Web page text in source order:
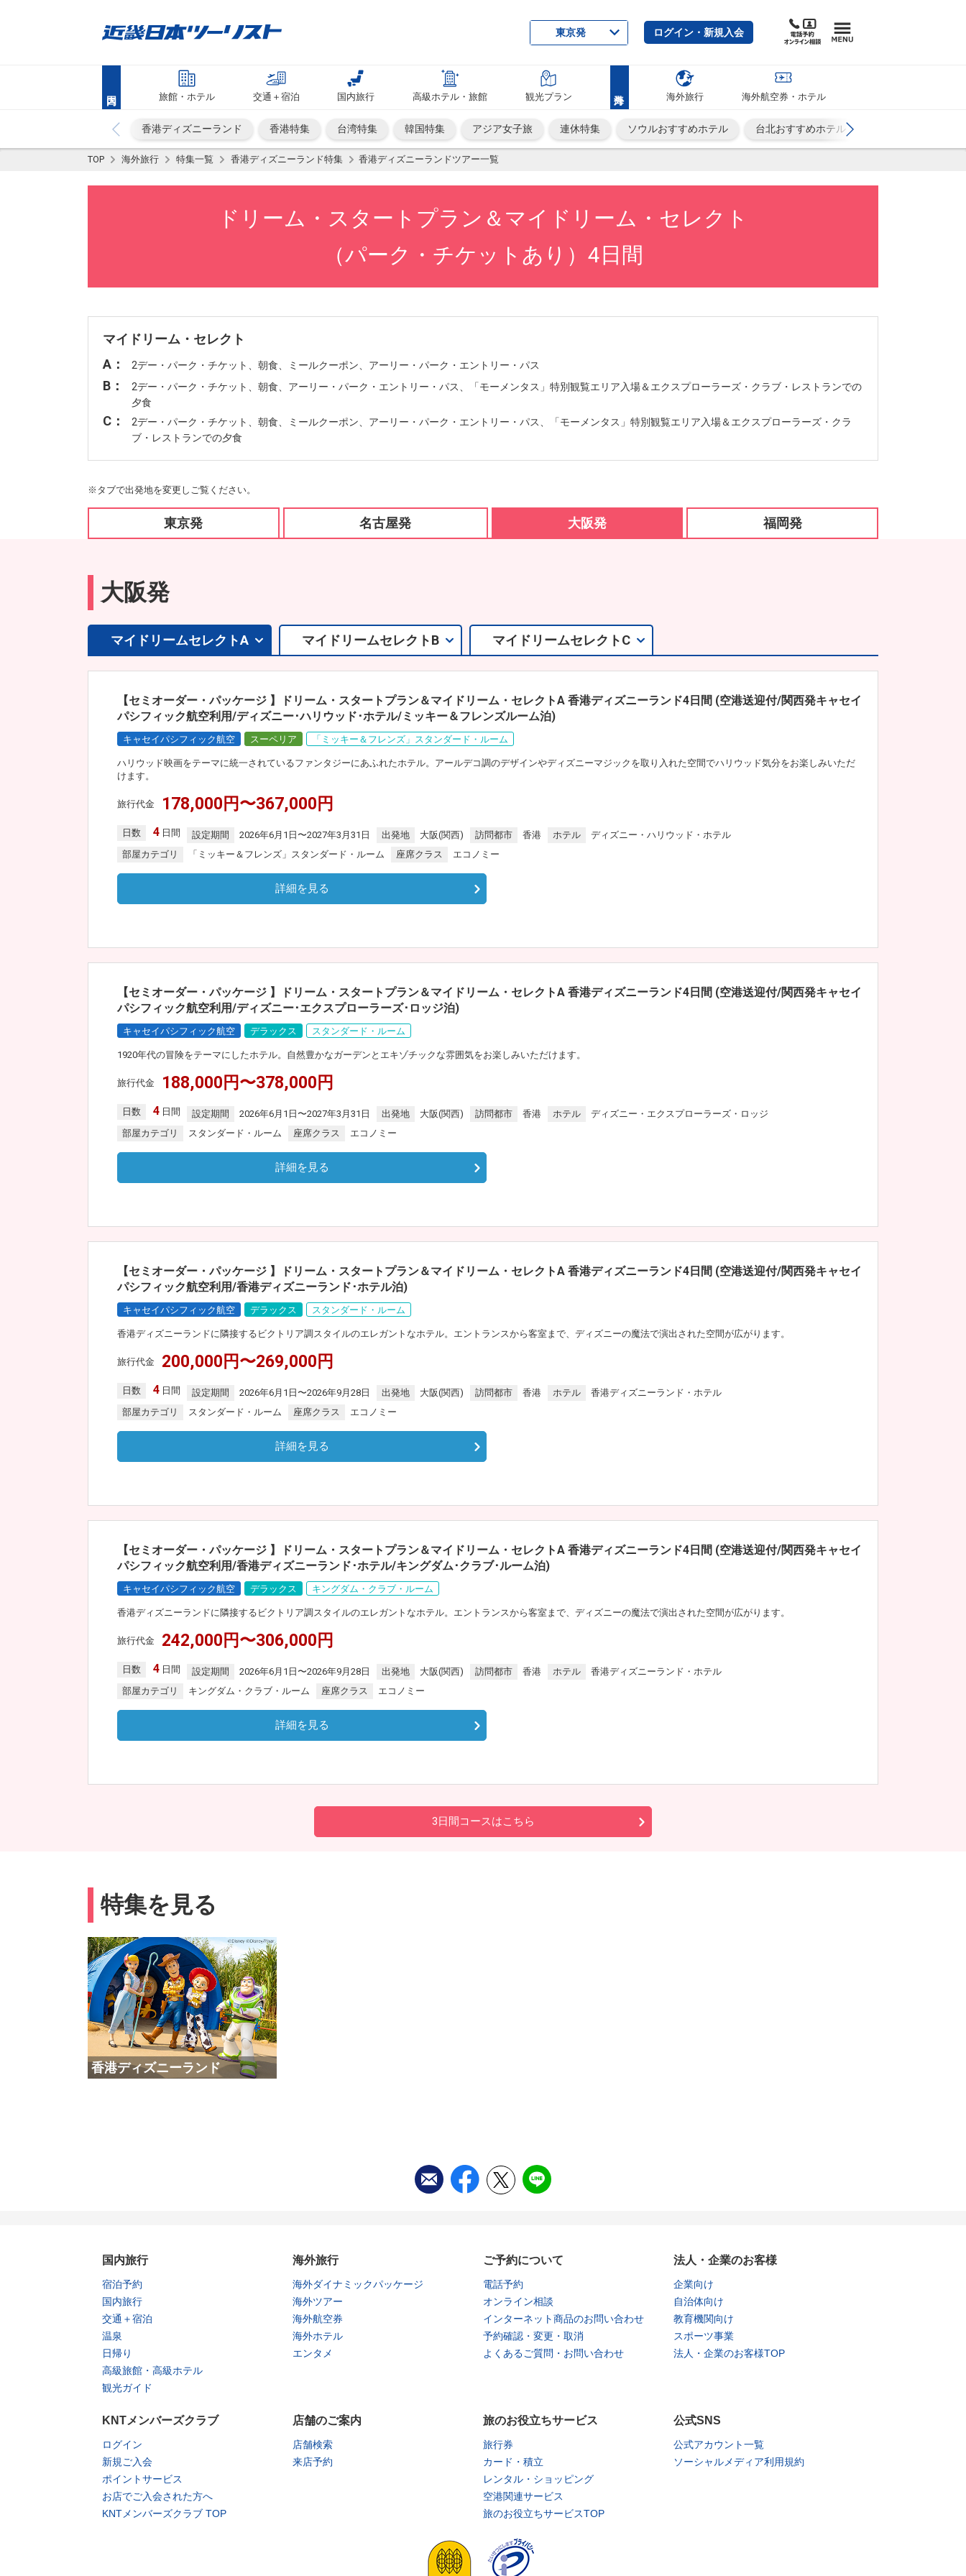
東京発 ログイン・新規入会
旅館・ホテル 交通＋宿泊 国内旅行 高級ホテル・旅館 観光プラン 海外旅行 海外航空券・ホテル
香港ディズニーランド 香港特集 台湾特集 韓国特集 アジア女子旅 連休特集 ソウルおすすめホテル 台北おすすめホテル
TOP 海外旅行 特集一覧 香港ディズニーランド特集 香港ディズニーランドツアー一覧
ドリーム・スタートプラン＆マイドリーム・セレクト
（パーク・チケットあり）4日間
マイドリーム・セレクト
A：
2デー・パーク・チケット、朝食、ミールクーポン、アーリー・パーク・エントリー・パス
B：
2デー・パーク・チケット、朝食、アーリー・パーク・エントリー・パス、「モーメンタス」特別観覧エリア入場＆エクスプローラーズ・クラブ・レストランでの
夕食
C：
2デー・パーク・チケット、朝食、ミールクーポン、アーリー・パーク・エントリー・パス、「モーメンタス」特別観覧エリア入場＆エクスプローラーズ・クラ
ブ・レストランでの夕食
※タブで出発地を変更しご覧ください。
東京発 名古屋発 大阪発 福岡発
大阪発
マイドリームセレクトA マイドリームセレクトB マイドリームセレクトC
【セミオーダー・パッケージ 】ドリーム・スタートプラン＆マイドリーム・セレクトA 香港ディズニーランド4日間 (空港送迎付/関西発キャセイ
パシフィック航空利用/ディズニー･ハリウッド･ホテル/ミッキー＆フレンズルーム泊)
キャセイパシフィック航空 スーペリア 「ミッキー＆フレンズ」スタンダード・ルーム
ハリウッド映画をテーマに統一されているファンタジーにあふれたホテル。アールデコ調のデザインやディズニーマジックを取り入れた空間でハリウッド気分をお楽しみいただ
けます。
旅行代金 178,000円〜367,000円
日数 4 日間 設定期間 2026年6月1日〜2027年3月31日 出発地 大阪(関西) 訪問都市 香港 ホテル
ディズニー・ハリウッド・ホテル
部屋カテゴリ
「ミッキー＆フレンズ」スタンダード・ルーム 座席クラス エコノミー
詳細を見る
【セミオーダー・パッケージ 】ドリーム・スタートプラン＆マイドリーム・セレクトA 香港ディズニーランド4日間 (空港送迎付/関西発キャセイ
パシフィック航空利用/ディズニー･エクスプローラーズ･ロッジ泊)
キャセイパシフィック航空 デラックス スタンダード・ルーム
1920年代の冒険をテーマにしたホテル。自然豊かなガーデンとエキゾチックな雰囲気をお楽しみいただけます。
旅行代金 188,000円〜378,000円
日数 4 日間 設定期間 2026年6月1日〜2027年3月31日 出発地 大阪(関西) 訪問都市 香港 ホテル
ディズニー・エクスプローラーズ・ロッジ
部屋カテゴリ
スタンダード・ルーム 座席クラス エコノミー
詳細を見る
【セミオーダー・パッケージ 】ドリーム・スタートプラン＆マイドリーム・セレクトA 香港ディズニーランド4日間 (空港送迎付/関西発キャセイ
パシフィック航空利用/香港ディズニーランド･ホテル泊)
キャセイパシフィック航空 デラックス スタンダード・ルーム
香港ディズニーランドに隣接するビクトリア調スタイルのエレガントなホテル。エントランスから客室まで、ディズニーの魔法で演出された空間が広がります。
旅行代金 200,000円〜269,000円
日数 4 日間 設定期間 2026年6月1日〜2026年9月28日 出発地 大阪(関西) 訪問都市 香港 ホテル
香港ディズニーランド・ホテル
部屋カテゴリ
スタンダード・ルーム 座席クラス エコノミー
詳細を見る
【セミオーダー・パッケージ 】ドリーム・スタートプラン＆マイドリーム・セレクトA 香港ディズニーランド4日間 (空港送迎付/関西発キャセイ
パシフィック航空利用/香港ディズニーランド･ホテル/キングダム･クラブ･ルーム泊)
キャセイパシフィック航空 デラックス キングダム・クラブ・ルーム
香港ディズニーランドに隣接するビクトリア調スタイルのエレガントなホテル。エントランスから客室まで、ディズニーの魔法で演出された空間が広がります。
旅行代金 242,000円〜306,000円
日数 4 日間 設定期間 2026年6月1日〜2026年9月28日 出発地 大阪(関西) 訪問都市 香港 ホテル
香港ディズニーランド・ホテル
部屋カテゴリ
キングダム・クラブ・ルーム 座席クラス エコノミー
詳細を見る
3日間コースはこちら
特集を見る
香港ディズニーランド
国内旅行
宿泊予約
国内旅行
交通＋宿泊
温泉
日帰り
高級旅館・高級ホテル
観光ガイド
海外旅行
海外ダイナミックパッケージ
海外ツアー
海外航空券
海外ホテル
エンタメ
ご予約について
電話予約
オンライン相談
インターネット商品のお問い合わせ
予約確認・変更・取消
よくあるご質問・お問い合わせ
法人・企業のお客様
企業向け
自治体向け
教育機関向け
スポーツ事業
法人・企業のお客様TOP
KNTメンバーズクラブ
ログイン
新規ご入会
ポイントサービス
お店でご入会された方へ
KNTメンバーズクラブ TOP
店舗のご案内
店舗検索
来店予約
旅のお役立ちサービス
旅行券
カード・積立
レンタル・ショッピング
空港関連サービス
旅のお役立ちサービスTOP
公式SNS
公式アカウント一覧
ソーシャルメディア利用規約